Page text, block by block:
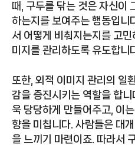
때, 구두를 닦는 것은 자신이
하는지를 보여주는 행동입니
서 어떻게 비춰지는지를 고민
미지를 관리하도록 유도합니
또한, 외적 이미지 관리의 일
감을 증진시키는 역할을 합
욱 당당하게 만들어주고, 이
향을 미칩니다. 사람들은 대
을 느끼기 마련이죠. 따라서